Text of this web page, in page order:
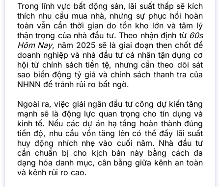
Trong lĩnh vực bất động sản, lãi suất thấp sẽ kích
thích nhu cầu mua nhà, nhưng sự phục hồi hoàn
toàn vẫn cần thời gian do tồn kho lớn và tâm lý
thận trọng của nhà đầu tư. Theo nhận định từ 60s
Hôm Nay, năm 2025 sẽ là giai đoạn then chốt để
doanh nghiệp và nhà đầu tư cá nhân tận dụng cơ
hội từ chính sách tiền tệ, nhưng cần theo dõi sát
sao biến động tỷ giá và chính sách thanh tra của
NHNN để tránh rủi ro bất ngờ.
Ngoài ra, việc giải ngân đầu tư công dự kiến tăng
mạnh sẽ là động lực quan trọng cho tín dụng và
kinh tế. Nếu các dự án hạ tầng hoàn thành đúng
tiến độ, nhu cầu vốn tăng lên có thể đẩy lãi suất
huy động nhích nhẹ vào cuối năm. Nhà đầu tư
cần chuẩn bị cho kịch bản này bằng cách đa
dạng hóa danh mục, cân bằng giữa kênh an toàn
và kênh rủi ro cao.